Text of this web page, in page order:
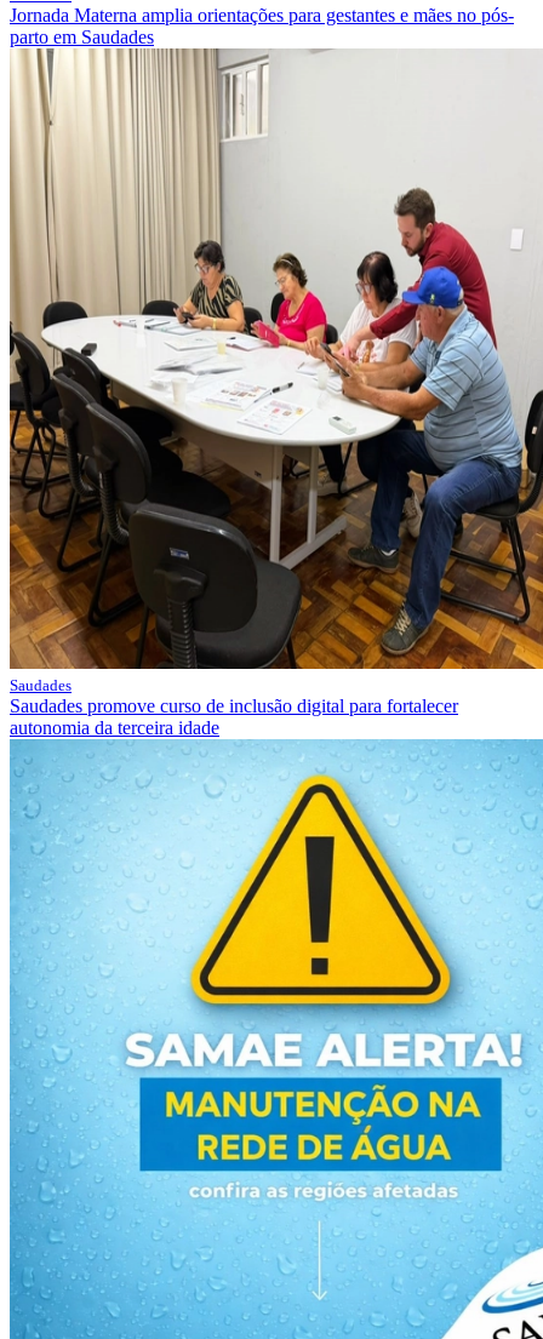
Jornada Materna amplia orientações para gestantes e mães no pós-
parto em Saudades
Saudades
Saudades promove curso de inclusão digital para fortalecer
autonomia da terceira idade